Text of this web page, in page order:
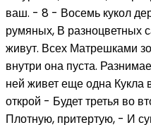
ваш. - 8 - Восемь кукол
румяных, В разноцветных
живут. Всех Матрешками
внутри она пуста.
ней живет еще одна Кукла
открой - Будет третья во
Плотную, притертую, - И